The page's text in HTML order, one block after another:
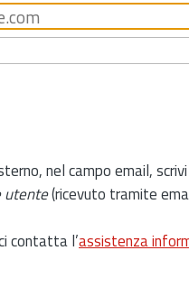
nel campo email, scrivi
utente(ricevuto tramite
contatta l’assistenza